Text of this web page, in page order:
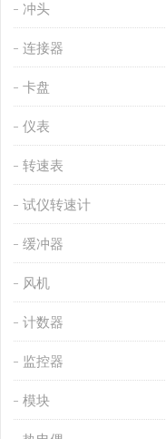
冲头
连接器
卡盘
仪表
转速表
试仪转速计
缓冲器
风机
计数器
监控器
模块